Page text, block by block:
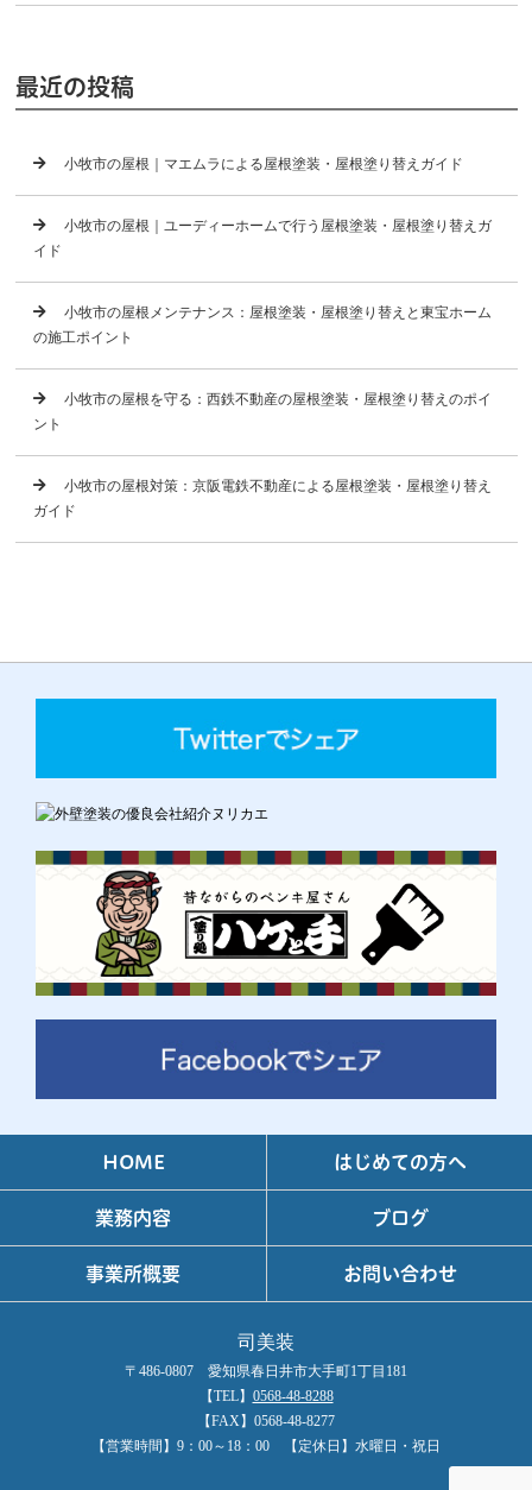
最近の投稿
小牧市の屋根｜マエムラによる屋根塗装・屋根塗り替えガイド
小牧市の屋根｜ユーディーホームで行う屋根塗装・屋根塗り替えガ
イド
小牧市の屋根メンテナンス：屋根塗装・屋根塗り替えと東宝ホーム
の施工ポイント
小牧市の屋根を守る：西鉄不動産の屋根塗装・屋根塗り替えのポイ
ント
小牧市の屋根対策：京阪電鉄不動産による屋根塗装・屋根塗り替え
ガイド
HOME はじめての方へ
業務内容 ブログ
事業所概要 お問い合わせ
司美装
〒486-0807 愛知県春日井市大手町1丁目181
【TEL】 0568-48-8288
【FAX】0568-48-8277
【営業時間】9：00～18：00 【定休日】水曜日・祝日